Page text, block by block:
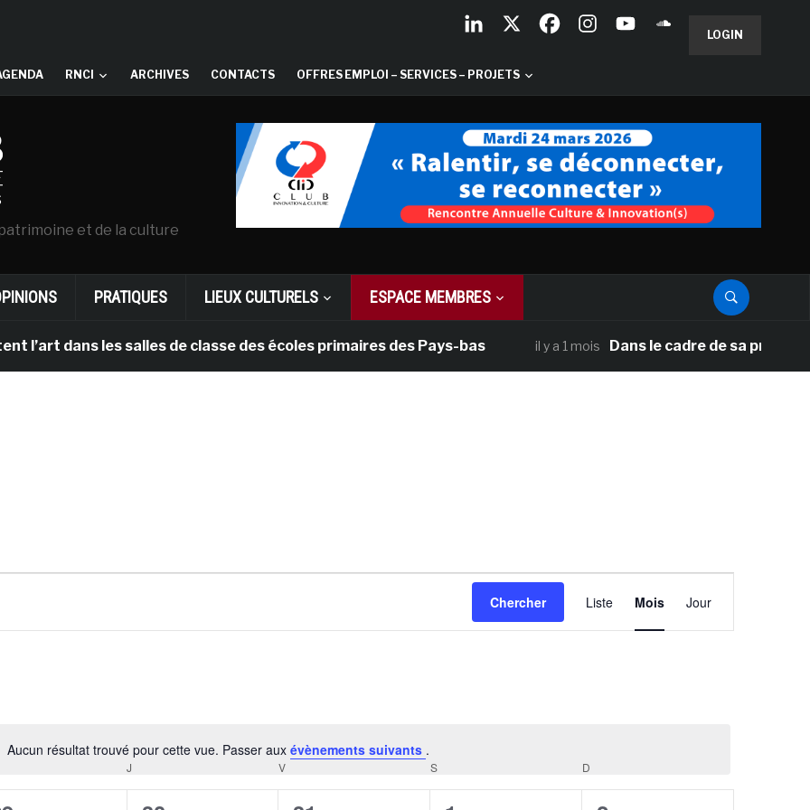
LOGIN
RNCI ARCHIVES CONTACTS OFFRES EMPLOI – SERVICES – PROJETS
et de la culture
PRATIQUES LIEUX CULTURELS ESPACE MEMBRES
dans les salles de classe des écoles primaires des Pays-bas il y a 1 mois Dans le cadre de sa
Notice
Aucun résultat trouvé pour cette vue. Passer aux évènements suivants .
Chercher
de
vues
Liste Mois Jour
J V S D